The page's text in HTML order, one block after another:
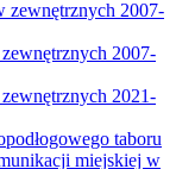
zewnętrznych 2007-
2007-
2021-
taboru
miejskiej w